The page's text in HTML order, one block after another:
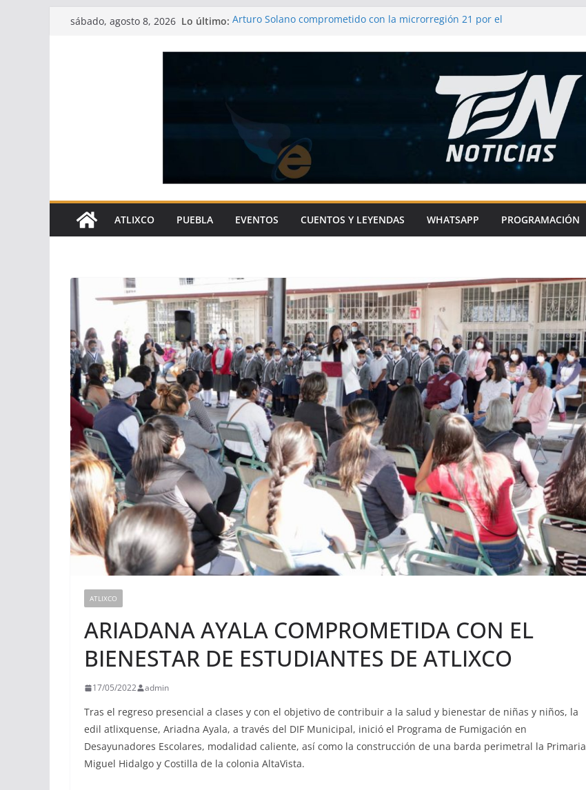
Saltarsábado, agosto 8, 2026 Lo último: Arturo Solano comprometido con la microrregión 21 por el
Pavel Gaspar refrenda su compromiso con el campo y los
pueblos indígenas
Centro Vacacional de Metepec-Atlixco se une a la fiesta
gastronómica del chile en nogada
Gobierno de Atlixco impulsa el deporte en comunidades
gracias a las obras con sentido social
ATLIXCO PUEBLA EVENTOS CUENTOS Y LEYENDAS WHATSAPP PROGRAMACIÓN
ATLIXCO
ARIADANA AYALA COMPROMETIDA CON EL
BIENESTAR DE ESTUDIANTES DE ATLIXCO
17/05/2022 admin
Tras el regreso presencial a clases y con el objetivo de contribuir a la salud y bienestar de niñas y niños, la
edil atlixquense, Ariadna Ayala, a través del DIF Municipal, inició el Programa de Fumigación en
Desayunadores Escolares, modalidad caliente, así como la construcción de una barda perimetral la Primaria
Miguel Hidalgo y Costilla de la colonia AltaVista.